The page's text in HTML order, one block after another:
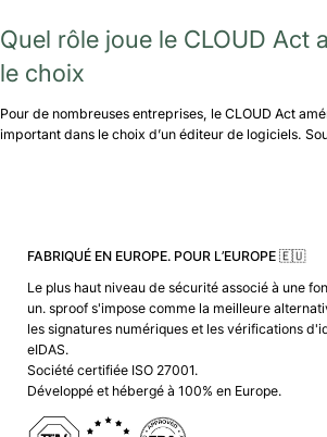
Quel rôle joue le CLOUD Act
le choix
Pour de nombreuses entreprises, le CLOUD Act
important dans le choix d’un éditeur de logiciels.
FABRIQUÉ EN EUROPE. POUR L’EUROPE 🇪🇺
Le plus haut niveau de sécurité associé à une
un. sproof s'impose comme la meilleure
les signatures numériques et les vérifications
eIDAS.
Société certifiée ISO 27001.
Développé et hébergé à 100% en Europe.